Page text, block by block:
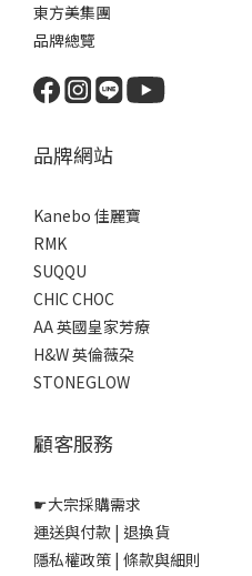
東方美集團
品牌總覽
品牌網站
Kanebo 佳麗寶
RMK
SUQQU
CHIC CHOC
AA 英國皇家芳療
H&W 英倫薇朶
STONEGLOW
顧客服務
☛大宗採購需求
運送與付款 | 退換貨
隱私權政策 | 條款與細則